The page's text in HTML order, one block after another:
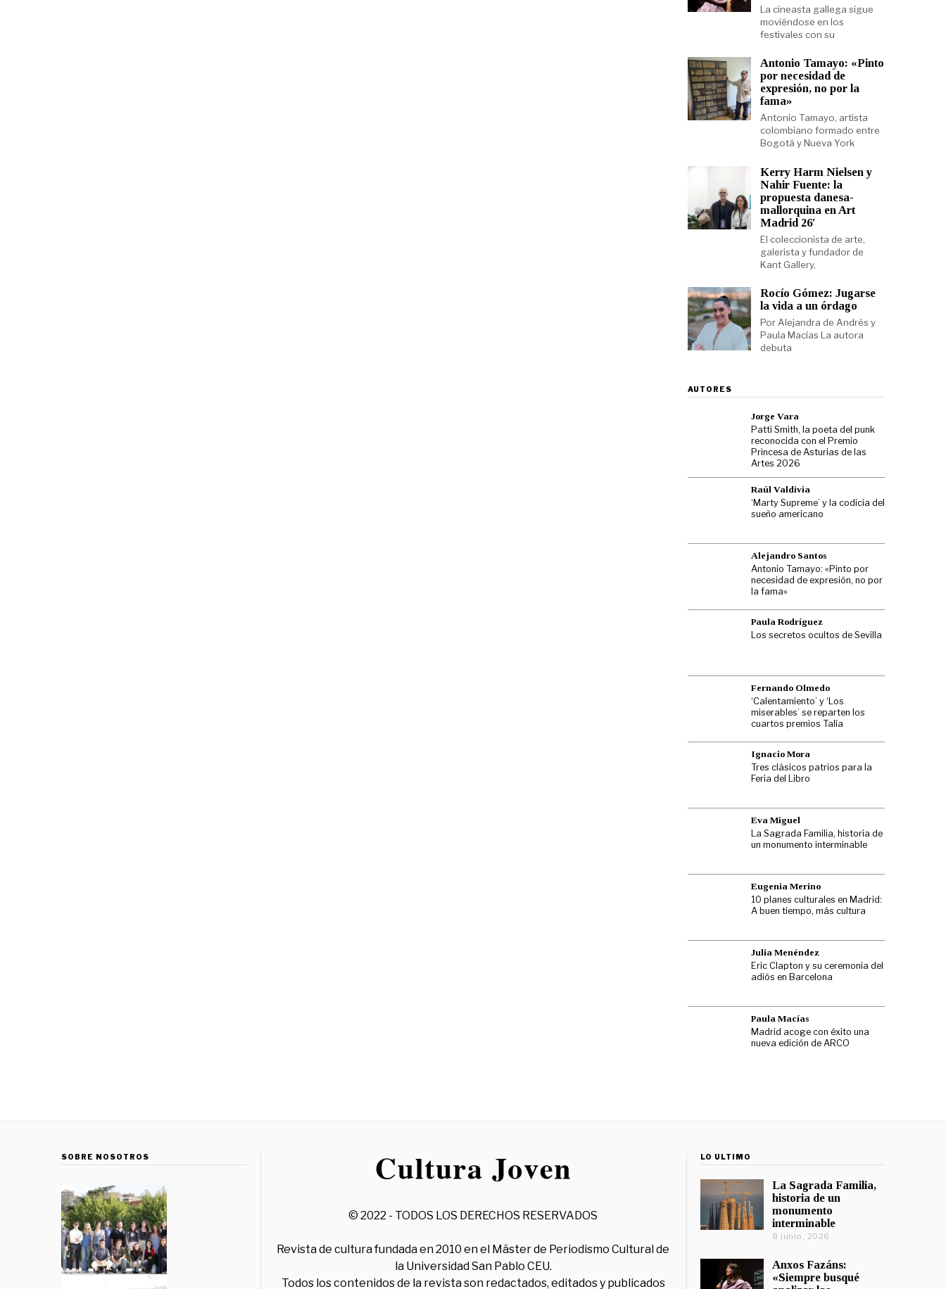
La cineasta gallega sigue
moviéndose en los
festivales con su
Antonio Tamayo: «Pinto
por necesidad de
expresión, no por la
fama»
Antonio Tamayo, artista
colombiano formado entre
Bogotá y Nueva York
Kerry Harm Nielsen y
Nahir Fuente: la
propuesta danesa-
mallorquina en Art
Madrid 26′
El coleccionista de arte,
galerista y fundador de
Kant Gallery,
Rocío Gómez: Jugarse
la vida a un órdago
Por Alejandra de Andrés y
Paula Macías La autora
debuta
AUTORES
Jorge Vara
Patti Smith, la poeta del punk
reconocida con el Premio
Princesa de Asturias de las
Artes 2026
Raúl Valdivia
‘Marty Supreme’ y la codicia del
sueño americano
Alejandro Santos
Antonio Tamayo: «Pinto por
necesidad de expresión, no por
la fama»
Paula Rodríguez
Los secretos ocultos de Sevilla
Fernando Olmedo
‘Calentamiento’ y ‘Los
miserables’ se reparten los
cuartos premios Talía
Ignacio Mora
Tres clásicos patrios para la
Feria del Libro
Eva Miguel
La Sagrada Familia, historia de
un monumento interminable
Eugenia Merino
10 planes culturales en Madrid:
A buen tiempo, más cultura
Julia Menéndez
Eric Clapton y su ceremonia del
adiós en Barcelona
Paula Macías
Madrid acoge con éxito una
nueva edición de ARCO
SOBRE NOSOTROS
© 2022 - TODOS LOS DERECHOS RESERVADOS
Revista de cultura fundada en 2010 en el Máster de Periodismo Cultural de
la Universidad San Pablo CEU.
Todos los contenidos de la revista son redactados, editados y publicados
LO ÚLTIMO
La Sagrada Familia,
historia de un
monumento
interminable
8 junio, 2026
Anxos Fazáns:
«Siempre busqué